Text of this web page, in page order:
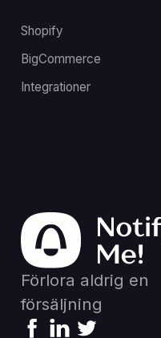
Shopify
BigCommerce
Integrationer
Förlora aldrig en
försäljning